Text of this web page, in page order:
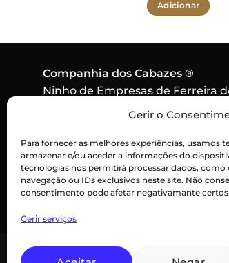
Gerir o
Para fornecer as melhores experiências, usamos
armazenar e/ou aceder a informações do
tecnologias nos permitirá processar dados,
navegação ou IDs exclusivos neste site. Não
consentimento pode afetar negativamante certos
Gerir serviços
Adicionar
Companhia dos Cabazes ®
Ninho de Empresas de Ferreira
Contacto:915 256 550
Chamada para rede móvel
nacional